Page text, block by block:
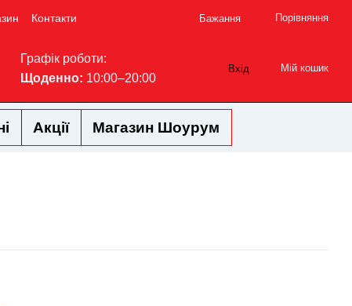
Контакти Бажання Порівняння
Графік роботи:
Щоденно: 10:00–20:00
Вхід Мій кошик
Акції Магазин Шоурум